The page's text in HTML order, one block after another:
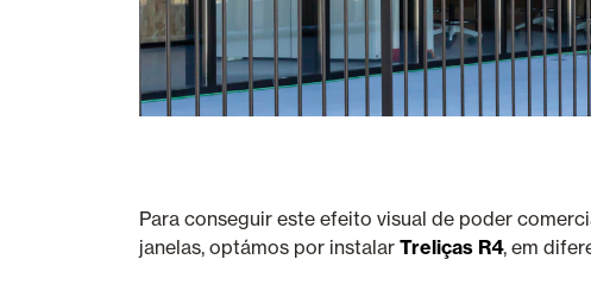
Para conseguir este efeito visual de poder
janelas, optámos por instalar Treliças R4, em